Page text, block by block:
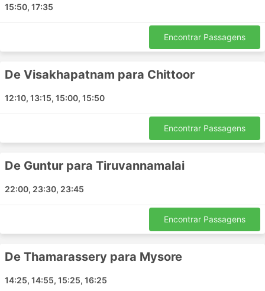
Hanuman Junction
Tirumangalam
Ernakulam
Thakkalai
Tadepalligudem
Khammam
15:50, 17:35
Encontrar Passagens
De Visakhapatnam para Chittoor
12:10, 13:15, 15:00, 15:50
Encontrar Passagens
De Guntur para Tiruvannamalai
22:00, 23:30, 23:45
Encontrar Passagens
De Thamarassery para Mysore
14:25, 14:55, 15:25, 16:25